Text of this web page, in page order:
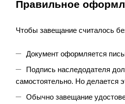
Правильное
Чтобы завещание считалось
Документ оформляется
Подпись наследодателя
самостоятельно. Но делается
Обычно завещание